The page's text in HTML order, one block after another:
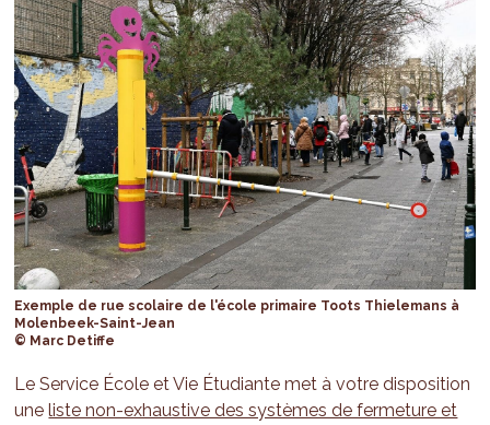
Exemple de rue scolaire de l'école primaire Toots Thielemans à
Molenbeek-Saint-Jean
© Marc Detiffe
Le Service École et Vie Étudiante met à votre disposition
uneliste non-exhaustive des systèmes de fermeture et